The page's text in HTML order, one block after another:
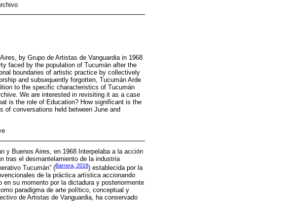
by Grupo de Artistas de Vanguardia in 1968
faced by the population of Tucumán after the
boundaries of artistic practice by collectively
and subsequently forgotten, Tucumán Arde
to the specific characteristics of Tucumán
We are interested in revisiting it as a case
is the role of Education? How significant is the
of conversations held between June and
y Buenos Aires, en 1968.Interpelaba a la acción
tras el desmantelamiento de la industria
Tucumán” (Barrera, 2018) establecida por la
de la práctica artística accionando
su momento por la dictadura y posteriormente
paradigma de arte político, conceptual y
de Artistas de Vanguardia, ha conservado